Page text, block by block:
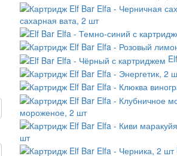
сахарная вата, 2 шт
мороженое, 2 шт
шт